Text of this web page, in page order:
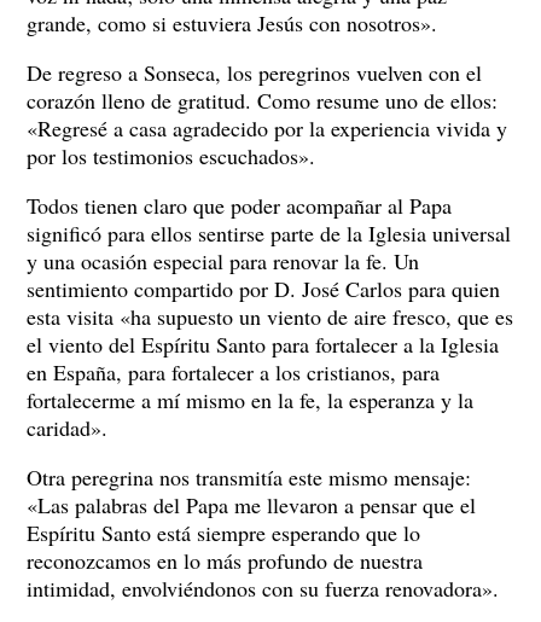
grande, como si estuviera Jesús con nosotros».
De regreso a Sonseca, los peregrinos vuelven con el
corazón lleno de gratitud. Como resume uno de ellos:
«Regresé a casa agradecido por la experiencia vivida y
por los testimonios escuchados».
Todos tienen claro que poder acompañar al Papa
significó para ellos sentirse parte de la Iglesia universal
y una ocasión especial para renovar la fe. Un
sentimiento compartido por D. José Carlos para quien
esta visita «ha supuesto un viento de aire fresco, que es
el viento del Espíritu Santo para fortalecer a la Iglesia
en España, para fortalecer a los cristianos, para
fortalecerme a mí mismo en la fe, la esperanza y la
caridad».
Otra peregrina nos transmitía este mismo mensaje:
«Las palabras del Papa me llevaron a pensar que el
Espíritu Santo está siempre esperando que lo
reconozcamos en lo más profundo de nuestra
intimidad, envolviéndonos con su fuerza renovadora».